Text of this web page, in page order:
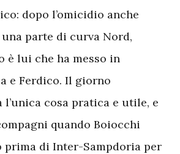
dopo l’omicidio anche
parte di curva Nord,
è lui che ha messo in
e Ferdico. Il giorno
l’unica cosa pratica e utile, e
quando Boiocchi
prima di Inter-Sampdoria per